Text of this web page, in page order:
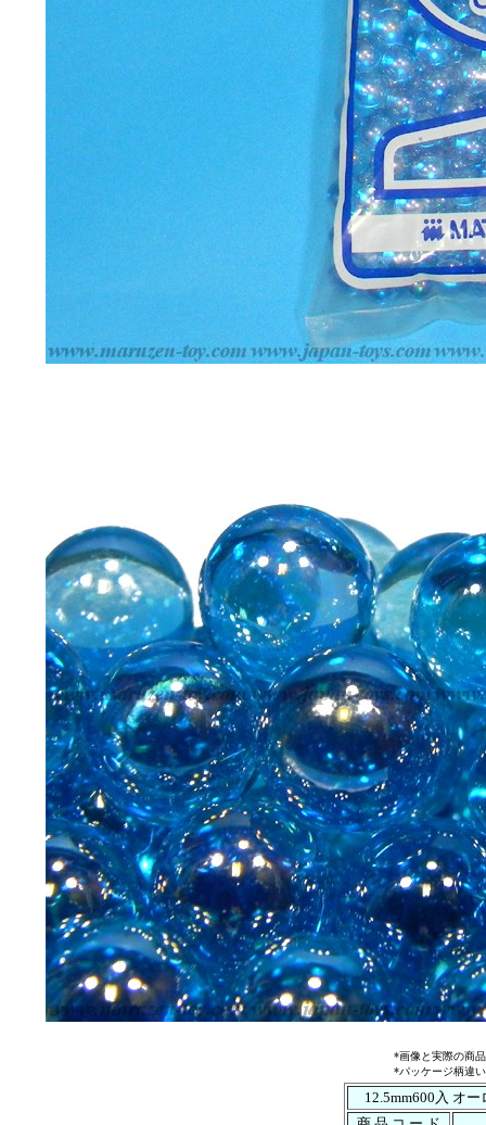
*画像と実際の商
*パッケージ柄違
12.5mm600入 オ